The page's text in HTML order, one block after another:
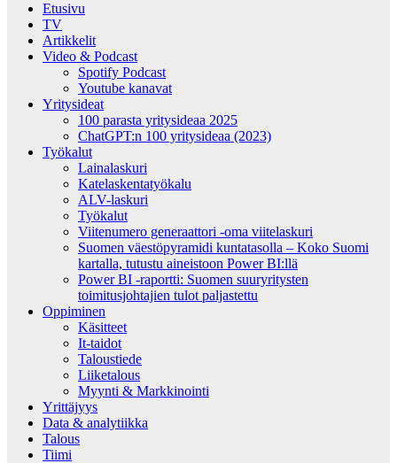
Etusivu
TV
Artikkelit
Video & Podcast
Spotify Podcast
Youtube kanavat
Yritysideat
100 parasta yritysideaa 2025
ChatGPT:n 100 yritysideaa (2023)
Työkalut
Lainalaskuri
Katelaskentatyökalu
ALV-laskuri
Työkalut
Viitenumero generaattori -oma viitelaskuri
Suomen väestöpyramidi kuntatasolla – Koko Suomi
kartalla, tutustu aineistoon Power BI:llä
Power BI -raportti: Suomen suuryritysten
toimitusjohtajien tulot paljastettu
Oppiminen
Käsitteet
It-taidot
Taloustiede
Liiketalous
Myynti & Markkinointi
Yrittäjyys
Data & analytiikka
Talous
Tiimi